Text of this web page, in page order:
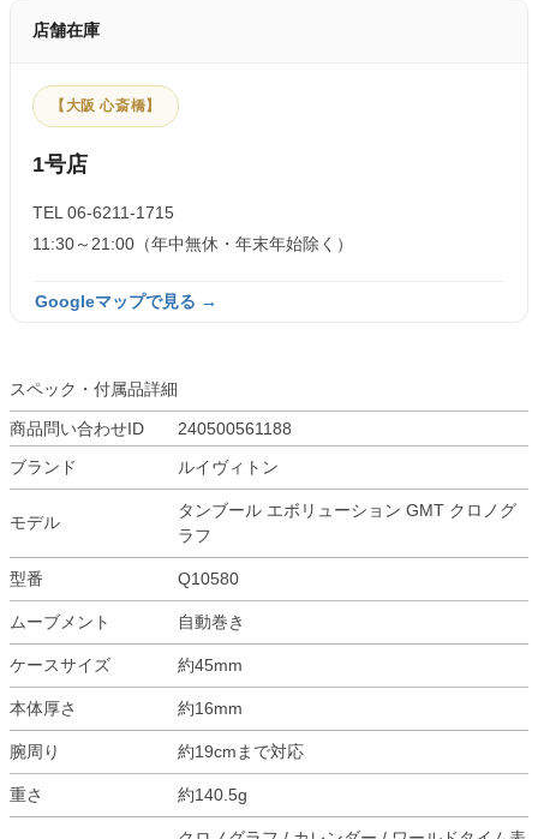
店舗在庫
【大阪 心斎橋】
1号店
TEL 06-6211-1715
11:30～21:00（年中無休・年末年始除く）
Googleマップで見る →
スペック・付属品詳細
商品問い合わせID
240500561188
ブランド
ルイヴィトン
モデル
タンブール エボリューション GMT クロノグ
ラフ
型番 Q10580
ムーブメント 自動巻き
ケースサイズ 約45mm
本体厚さ 約16mm
腕周り 約19cmまで対応
重さ 約140.5g